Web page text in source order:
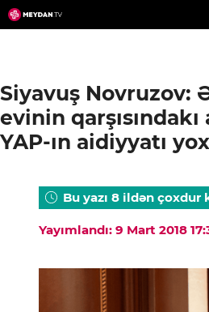
Skip
to
Siyavuş Novruzov:
evinin
YAP-ın aidiyyatı
Bu yazı 8 ildən çoxdur
Yayımlandı: 9 Mart 2018